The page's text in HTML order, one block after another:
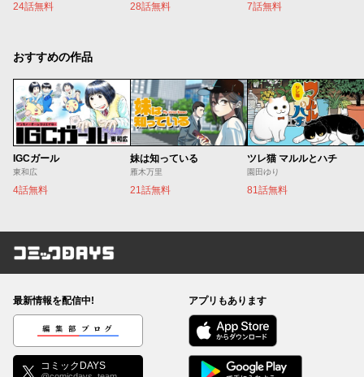
24話無料 28話無料 7話無料
おすすめの作品
IGCガール
東和広
4話無料
妹は知っている
雁木万里
21話無料
ツレ猫 マルルとハチ
園田ゆり
81話無料
コミックDAYS
最新情報を配信中!
編集部ブログ
コミックDAYS
アプリもあります